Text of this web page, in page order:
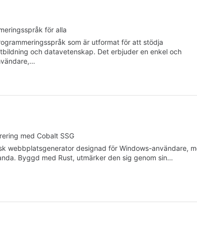
för alla
som är utformat för att stödja
och datavetenskap. Det erbjuder en enkel och
med Cobalt SSG
webbplatsgenerator designad för Windows-användare,
Byggd med Rust, utmärker den sig genom sin…